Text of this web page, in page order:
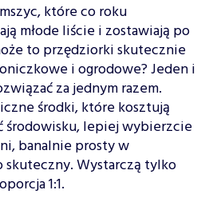
które co roku
młode liście i zostawiają po
to przędziorki skutecznie
i ogrodowe? Jeden i
za jednym razem.
środki, które kosztują
środowisku, lepiej wybierzcie
banalnie prosty w
Wystarczą tylko
1:1.